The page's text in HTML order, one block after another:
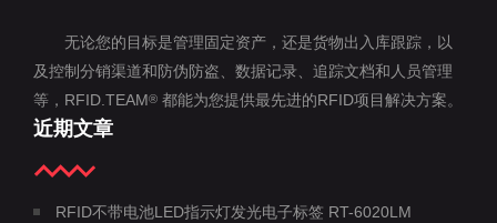
无论您的目标是管理固定资产，还是货物出入库跟踪，以
及控制分销渠道和防伪防盗、数据记录、追踪文档和人员管理
等，RFID.TEAM® 都能为您提供最先进的RFID项目解决方案。
近期文章
RFID不带电池LED指示灯发光电子标签 RT-6020LM